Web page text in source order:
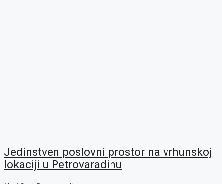
Jedinstven poslovni prostor na vrhunskoj
lokaciji u Petrovaradinu